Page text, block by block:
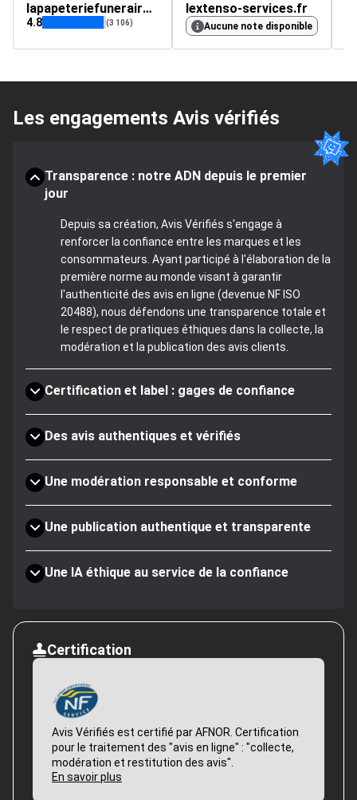
lapapeteriefuneraire.fr
4.8 (3 106)
lextenso-services.fr
Aucune note disponible
Les engagements Avis vérifiés
Transparence : notre ADN depuis le premier
jour
Depuis sa création, Avis Vérifiés s'engage à
renforcer la confiance entre les marques et les
consommateurs. Ayant participé à l'élaboration de la
première norme au monde visant à garantir
l'authenticité des avis en ligne (devenue NF ISO
20488), nous défendons une transparence totale et
le respect de pratiques éthiques dans la collecte, la
modération et la publication des avis clients.
Certification et label : gages de confiance
Des avis authentiques et vérifiés
Une modération responsable et conforme
Une publication authentique et transparente
Une IA éthique au service de la confiance
Certification
Avis Vérifiés est certifié par AFNOR. Certification
pour le traitement des "avis en ligne" : "collecte,
modération et restitution des avis".
En savoir plus